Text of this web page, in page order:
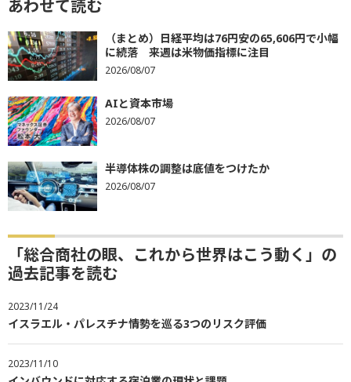
あわせて読む
（まとめ）日経平均は76円安の65,606円で小幅
に続落 来週は米物価指標に注目
2026/08/07
AIと資本市場
2026/08/07
半導体株の調整は底値をつけたか
2026/08/07
「総合商社の眼、これから世界はこう動く」の
過去記事を読む
2023/11/24
イスラエル・パレスチナ情勢を巡る3つのリスク評価
2023/11/10